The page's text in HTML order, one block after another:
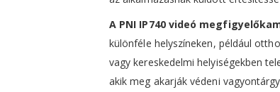
A PNI IP740 videó
különféle helyszíneken, például
vagy kereskedelmi helyiségekben
akik meg akarják védeni